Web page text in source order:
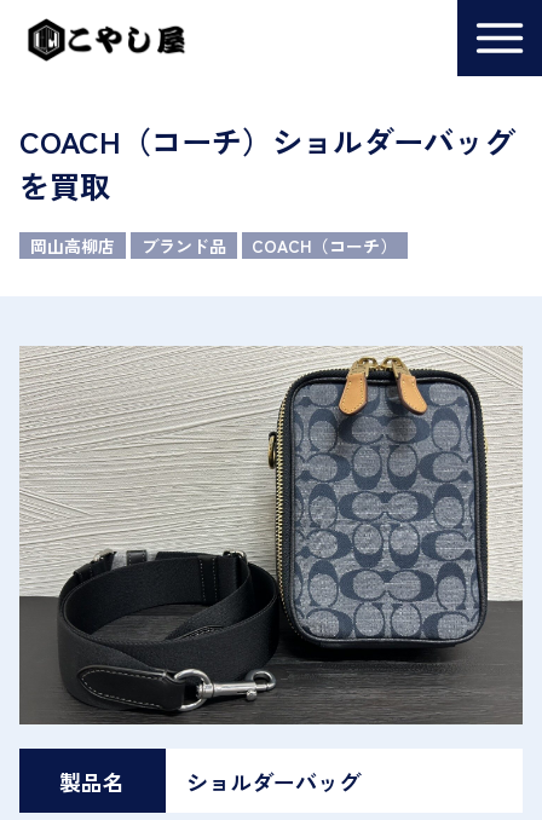
COACH（コーチ）ショルダーバッグ
を買取
岡山高柳店 ブランド品 COACH（コーチ）
製品名 ショルダーバッグ